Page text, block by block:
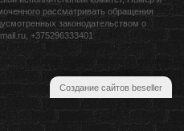
рассматривать обращения
законодательством о
+375296333401
Создание сайтов beseller